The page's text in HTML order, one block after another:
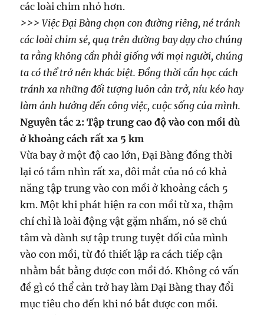
các loài chim nhỏ hơn.
>>> Việc Đại Bàng chọn con đường riêng, né tránh
các loài chim sẻ, quạ trên đường bay dạy cho chúng
ta rằng không cần phải giống với mọi người, chúng
ta có thể trở nên khác biệt. Đồng thời cần học cách
tránh xa những đối tượng luôn cản trở, níu kéo hay
làm ảnh hưởng đến công việc, cuộc sống của mình.
Nguyên tắc 2: Tập trung cao độ vào con mồi dù
ở khoảng cách rất xa 5 km
Vừa bay ở một độ cao lớn, Đại Bàng đồng thời
lại có tầm nhìn rất xa, đôi mắt của nó có khả
năng tập trung vào con mồi ở khoảng cách 5
km. Một khi phát hiện ra con mồi từ xa, thậm
chí chỉ là loài động vật gặm nhấm, nó sẽ chú
tâm và dành sự tập trung tuyệt đối của mình
vào con mồi, từ đó thiết lập ra cách tiếp cận
nhằm bắt bằng được con mồi đó. Không có vấn
đề gì có thể cản trở hay làm Đại Bàng thay đổi
mục tiêu cho đến khi nó bắt được con mồi.